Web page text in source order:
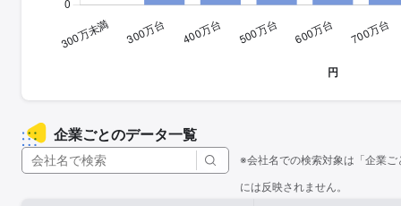
企業ごとのデータ一覧
※会社名での検索対象は「企業
には反映されません。